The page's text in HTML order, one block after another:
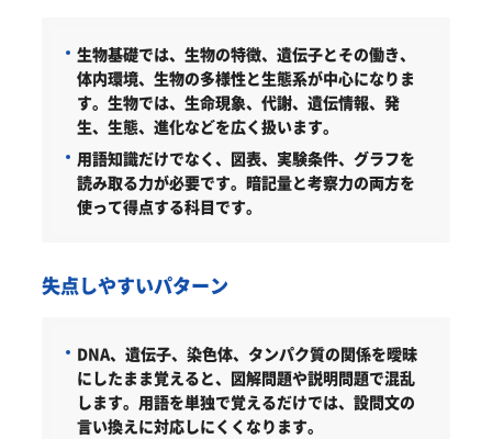
生物基礎では、生物の特徴、遺伝子とその働き、
体内環境、生物の多様性と生態系が中心になりま
す。生物では、生命現象、代謝、遺伝情報、発
生、生態、進化などを広く扱います。
用語知識だけでなく、図表、実験条件、グラフを
読み取る力が必要です。暗記量と考察力の両方を
使って得点する科目です。
失点しやすいパターン
DNA、遺伝子、染色体、タンパク質の関係を曖昧
にしたまま覚えると、図解問題や説明問題で混乱
します。用語を単独で覚えるだけでは、設問文の
言い換えに対応しにくくなります。